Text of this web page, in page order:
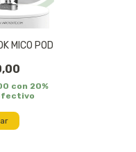
MICO POD
con 20%